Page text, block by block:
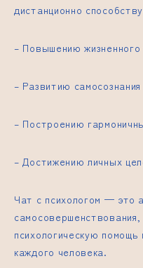
дистанционно
– Повышению жизненного
– Развитию самосознания
– Построению
– Достижению личных
Чат с психологом — это
психологическую
каждого человека.